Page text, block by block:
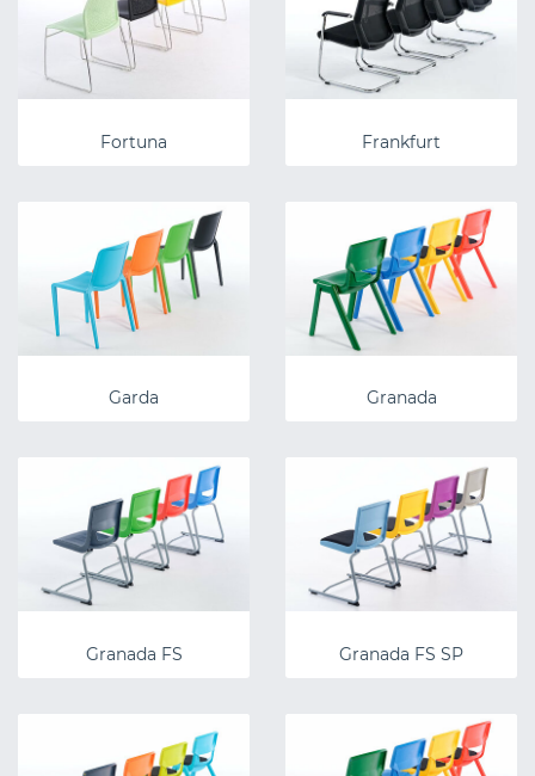
Fortuna Frankfurt
Garda Granada
Granada FS Granada FS SP